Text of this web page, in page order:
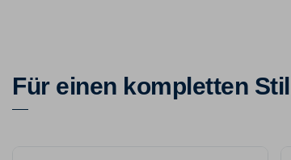
Für einen kompletten Stil